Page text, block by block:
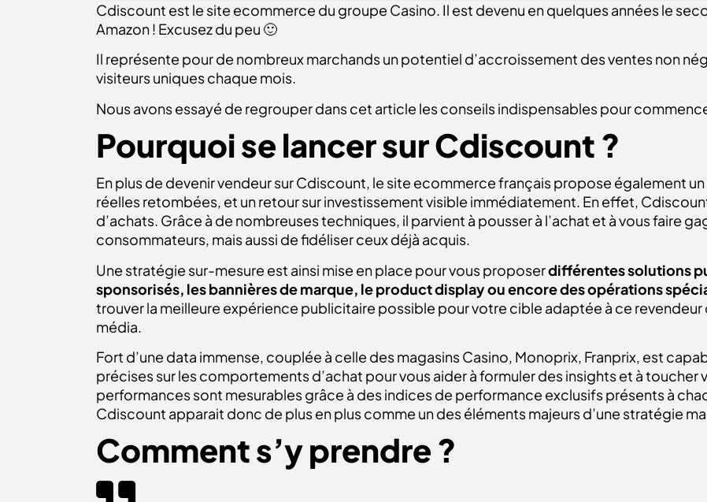
Cdiscount est le site ecommerce du groupe Casino. Il est devenu en quelques années le
Amazon ! Excusez du peu 🙂
Il représente pour de nombreux marchands un potentiel d’accroissement des ventes non
visiteurs uniques chaque mois.
Nous avons essayé de regrouper dans cet article les conseils indispensables pour
Pourquoi se lancer sur Cdiscount ?
En plus de devenir vendeur sur Cdiscount, le site ecommerce français propose également
réelles retombées, et un retour sur investissement visible immédiatement. En effet,
d’achats. Grâce à de nombreuses techniques, il parvient à pousser à l’achat et à vous faire
consommateurs, mais aussi de fidéliser ceux déjà acquis.
Une stratégie sur-mesure est ainsi mise en place pour vous proposerdifférentes solutions
sponsorisés, les bannières de marque, le product display ou encore des opérations
trouver la meilleure expérience publicitaire possible pour votre cible adaptée à ce
média.
Fort d’une data immense, couplée à celle des magasins Casino, Monoprix, Franprix, est
précises sur les comportements d’achat pour vous aider à formuler des insights et à
performances sont mesurables grâce à des indices de performance exclusifs présents à
Cdiscount apparait donc de plus en plus comme un des éléments majeurs d’une stratégie
Comment s’y prendre ?